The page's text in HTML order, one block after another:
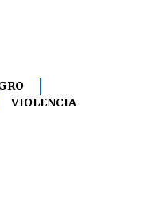
VIOLENCIA